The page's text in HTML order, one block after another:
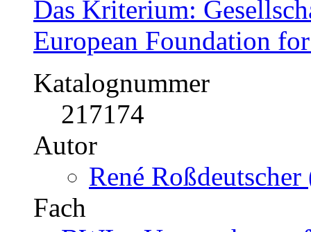
Simone Trommer-
Fach
BWL -
Kategorie
Diplomarbeit, 2010
Preis
US$ 29,99